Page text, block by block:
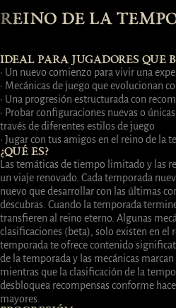
REINO DE LA
IDEAL PARA JUGADORES QUE
· Un nuevo comienzo para vivir una
· Mecánicas de juego que evolucionan
· Una progresión estructurada con
· Probar configuraciones nuevas o
través de diferentes estilos de juego
· Jugar con tus amigos en el reino de la
¿QUÉ ES?
Las temáticas de tiempo limitado y las
un viaje renovado. Cada temporada
nuevo que desarrollar con las últimas
descubras. Cuando la temporada
transfieren al reino eterno. Algunas
clasificaciones (beta), solo existen en el
temporada te ofrece contenido
de la temporada y las mecánicas
mientras que la clasificación de la
desbloquea recompensas conforme
mayores.